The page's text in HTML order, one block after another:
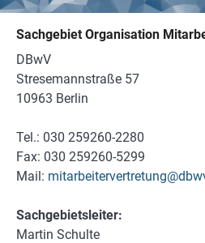
Sachgebiet Organisation
DBwV
Stresemannstraße 57
10963 Berlin
Tel.: 030 259260-2280
Fax: 030 259260-5299
Mail:
Sachgebietsleiter:
Martin Schulte